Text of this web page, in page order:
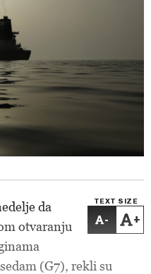
TEXT SIZE
- +
da
otvaranju
(G7), rekli su